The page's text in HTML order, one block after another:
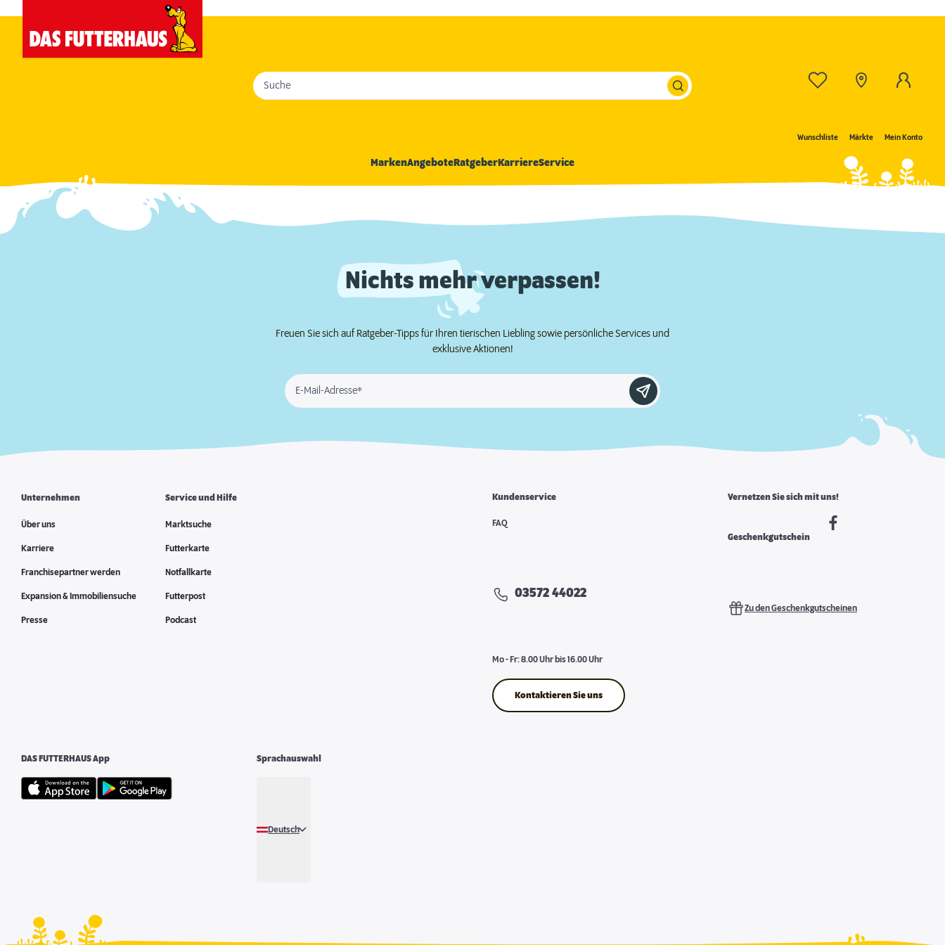
Wunschliste Märkte Mein Konto
Suche
MarkenAngeboteRatgeberKarriereService
Nichts mehr verpassen!
Freuen Sie sich auf Ratgeber-Tipps für Ihren tierischen Liebling sowie persönliche Services und
exklusive Aktionen!
E-Mail-Adresse*
Unternehmen
Über uns
Karriere
Franchisepartner werden
Expansion & Immobiliensuche
Presse
Service und Hilfe
Marktsuche
Futterkarte
Notfallkarte
Futterpost
Podcast
Kundenservice
FAQ
03572 44022
Mo - Fr: 8.00 Uhr bis 16.00 Uhr
Kontaktieren Sie uns
Vernetzen Sie sich mit uns!
Geschenkgutschein
Zu den Geschenkgutscheinen
DAS FUTTERHAUS App Sprachauswahl
Deutsch